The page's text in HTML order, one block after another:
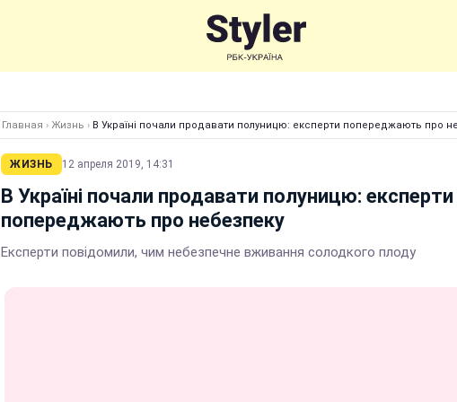
Главная › Жизнь › В Україні почали продавати полуницю: експерти попереджають про
ЖИЗНЬ 12 апреля 2019, 14:31
В Україні почали продавати полуницю: експерти
попереджають про небезпеку
Експерти повідомили, чим небезпечне вживання солодкого плоду